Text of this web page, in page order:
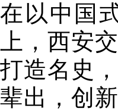
在以中国
上，西安
打造名史
辈出，创